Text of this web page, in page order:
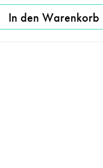
In den Warenkorb